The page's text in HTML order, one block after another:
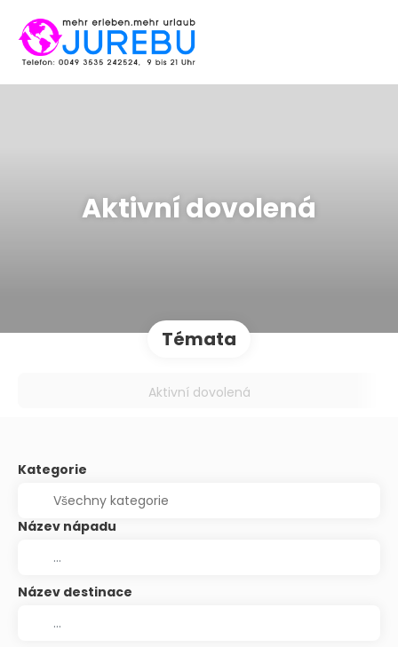
Aktivní dovolená
Témata
Aktivní dovolená
Kategorie
Název nápadu
Název destinace